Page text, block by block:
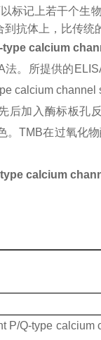
以标记上若干个
到抗体上，比传
type calcium
。所提供的
calcium
后加入酶标板孔
。TMB在过氧化
calcium
P/Q-type calcium